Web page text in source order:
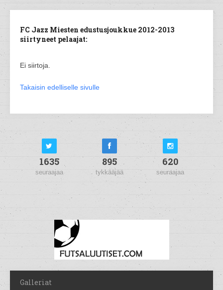
FC Jazz Miesten edustusjoukkue 2012-2013
siirtyneet pelaajat:
Ei siirtoja.
Takaisin edelliselle sivulle
1635
seuraajaa
895
tykkääjää
620
seuraajaa
Galleriat